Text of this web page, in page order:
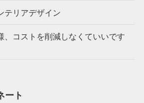
テリアデザイン
、コストを削減しなくていいです
ート